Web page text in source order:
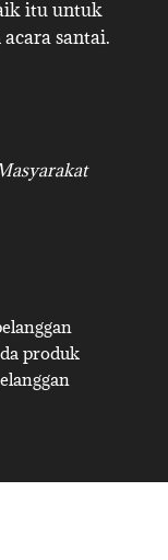
itu untuk
santai.
produk